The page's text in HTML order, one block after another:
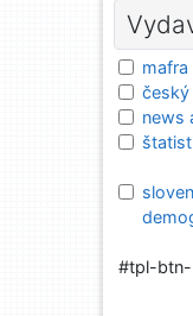
mafra
český
news
#tpl-